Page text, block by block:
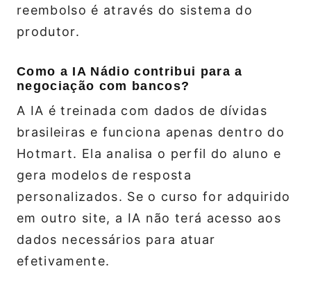
reembolso é através do sistema do
produtor.
Como a IA Nádio contribui para a
negociação com bancos?
A IA é treinada com dados de dívidas
brasileiras e funciona apenas dentro do
Hotmart. Ela analisa o perfil do aluno e
gera modelos de resposta
personalizados. Se o curso for adquirido
em outro site, a IA não terá acesso aos
dados necessários para atuar
efetivamente.